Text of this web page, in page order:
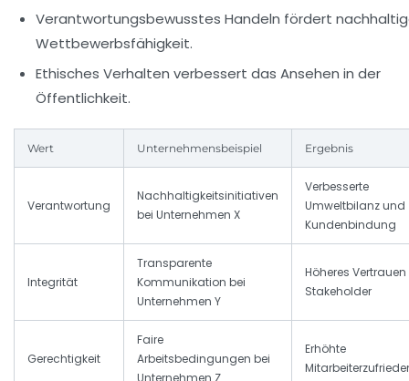
Verantwortungsbewusstes Handeln fördert
Wettbewerbsfähigkeit.
Ethisches Verhalten verbessert das Ansehen in der
Öffentlichkeit.
Wert Unternehmensbeispiel Ergebnis
Verantwortung
Nachhaltigkeitsinitiativen
bei Unternehmen X
Verbesserte
Umweltbilanz und
Kundenbindung
Integrität
Transparente
Kommunikation bei
Unternehmen Y
Höheres
Stakeholder
Gerechtigkeit
Faire
Arbeitsbedingungen bei
Erhöhte